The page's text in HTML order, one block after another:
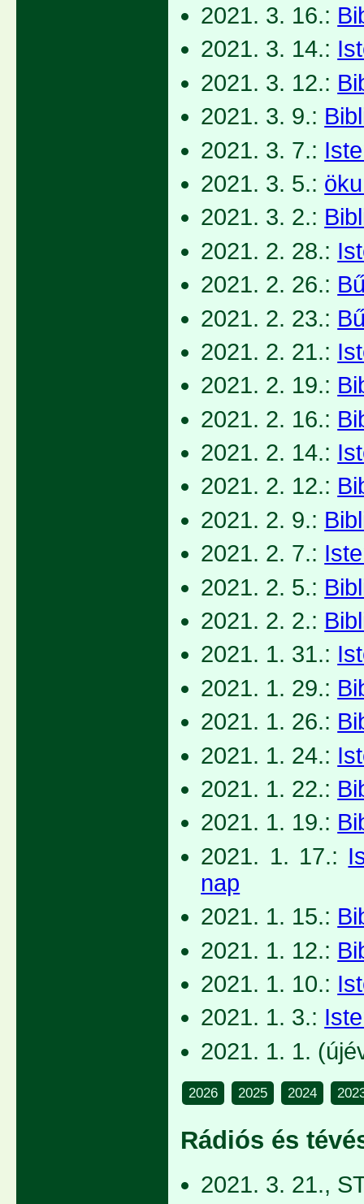
2021. 3. 16.:
2021. 3. 14.:
2021. 3. 12.:
2021. 3. 9.:
2021. 3. 7.:
2021. 3. 5.:
2021. 3. 2.:
2021. 2. 28.:
2021. 2. 26.:
2021. 2. 23.:
2021. 2. 21.:
2021. 2. 19.:
2021. 2. 16.:
2021. 2. 14.:
2021. 2. 12.:
2021. 2. 9.:
2021. 2. 7.:
2021. 2. 5.:
2021. 2. 2.:
2021. 1. 31.:
2021. 1. 29.:
2021. 1. 26.:
2021. 1. 24.:
2021. 1. 22.:
2021. 1. 19.:
2021. 1. 17.:
nap
2021. 1. 15.:
2021. 1. 12.:
2021. 1. 10.:
2021. 1. 3.:
2021. 1. 1.
2026 2025 2024
Rádiós és
2021. 3. 21.,